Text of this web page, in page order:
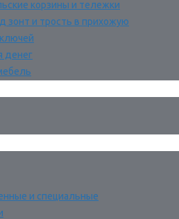
корзины и тележки
зонт и трость в прихожую
денег
и специальные